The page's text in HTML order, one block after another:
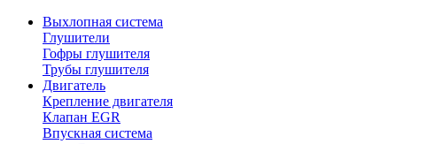
Выхлопная система
Глушители
Гофры глушителя
Трубы глушителя
Двигатель
Крепление двигателя
Клапан EGR
Впускная система